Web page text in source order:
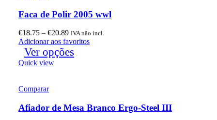
Faca de Polir 2005 wwl
€18.75 – €20.89 IVA não incl.
Adicionar aos favoritos
Ver opções
Quick view
Comparar
Afiador de Mesa Branco Ergo-Steel III